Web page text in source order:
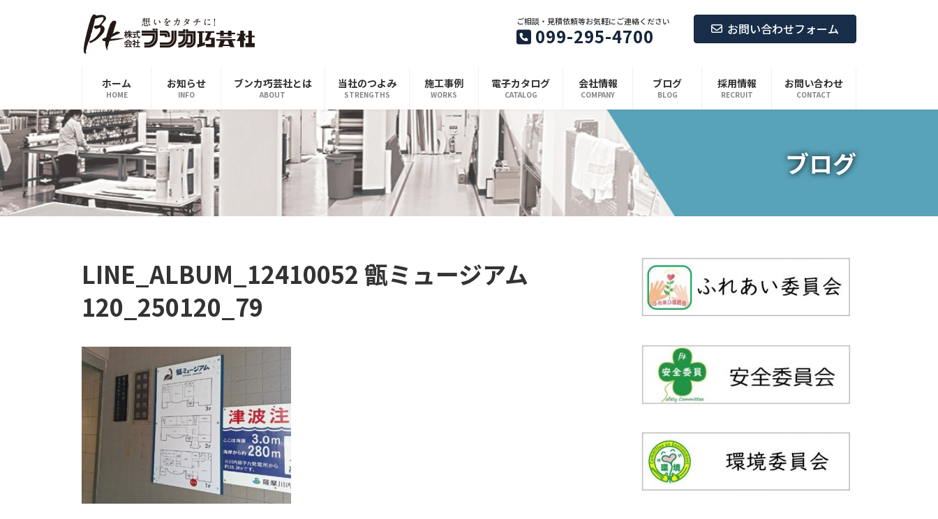
ス
キ
ッ
プ
ン
に
移
動
ご相談・見積依頼等お気軽にご連絡ください
099-295-4700 お問い合わせフォーム
ホーム
HOME
お知らせ
INFO
ブンカ巧芸社とは
ABOUT
当社のつよみ
STRENGTHS
施工事例
WORKS
電子カタログ
CATALOG
会社情報
COMPANY
ブログ
BLOG
採用情報
RECRUIT
お問い合わせ
CONTACT
ブログ
LINE_ALBUM_12410052 甑ミュージアム
120_250120_79